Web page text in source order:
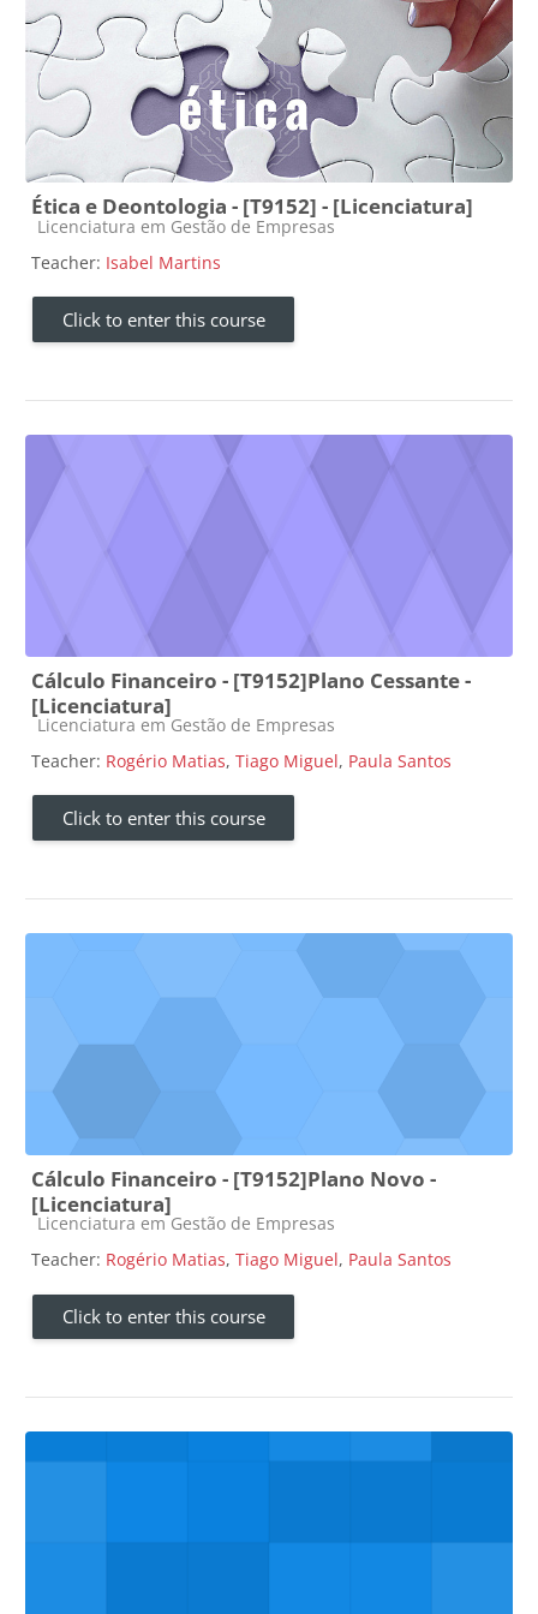
Ética e Deontologia - [T9152] - [Licenciatura]
Course category
Licenciatura em Gestão de Empresas
Teacher: Isabel Martins
Click to enter this course
Cálculo Financeiro - [T9152]Plano Cessante -
[Licenciatura]
Course category
Licenciatura em Gestão de Empresas
Teacher: Rogério Matias, Tiago Miguel, Paula Santos
Click to enter this course
Cálculo Financeiro - [T9152]Plano Novo -
[Licenciatura]
Course category
Licenciatura em Gestão de Empresas
Teacher: Rogério Matias, Tiago Miguel, Paula Santos
Click to enter this course